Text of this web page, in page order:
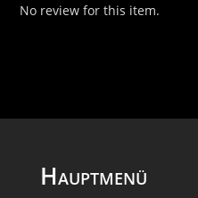
No review for this item.
Hauptmenü